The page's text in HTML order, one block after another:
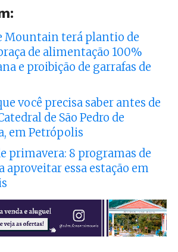
Mountain terá plantio de
de alimentação 100%
e proibição de garrafas de
você precisa saber antes de
de São Pedro de
em Petrópolis
primavera: 8 programas de
aproveitar essa estação em